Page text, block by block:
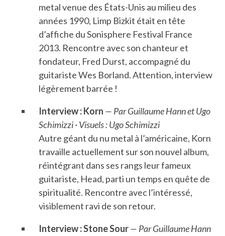
metal venue des États-Unis au milieu des
années 1990, Limp Bizkit était en tête
d’affiche du Sonisphere Festival France
2013. Rencontre avec son chanteur et
fondateur, Fred Durst, accompagné du
guitariste Wes Borland. Attention, interview
légèrement barrée !
Interview : Korn — Par Guillaume Hann et Ugo
Schimizzi · Visuels : Ugo Schimizzi
Autre géant du nu metal à l’américaine, Korn
travaille actuellement sur son nouvel album,
réintégrant dans ses rangs leur fameux
guitariste, Head, parti un temps en quête de
spiritualité. Rencontre avec l’intéressé,
visiblement ravi de son retour.
Interview : Stone Sour— Par Guillaume Hann